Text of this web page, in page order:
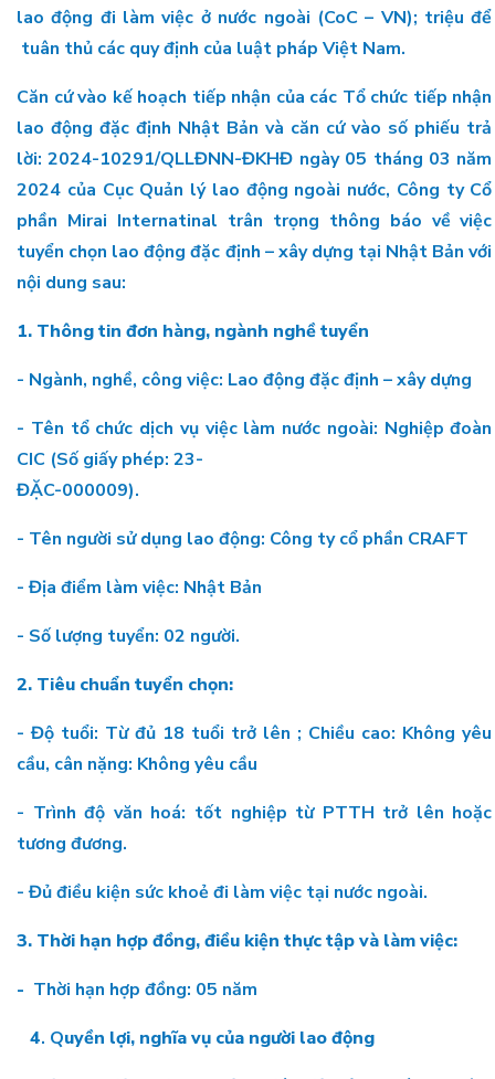
lao động đi làm việc ở nước ngoài (CoC – VN); triệu để
tuân thủ các quy định của luật pháp Việt Nam.
Căn cứ vào kế hoạch tiếp nhận của các Tổ chức tiếp nhận
lao động đặc định Nhật Bản và căn cứ vào số phiếu trả
lời: 2024-10291/QLLĐNN-ĐKHĐ ngày 05 tháng 03 năm
2024 của Cục Quản lý lao động ngoài nước, Công ty Cổ
phần Mirai Internatinal trân trọng thông báo về việc
tuyển chọn lao động đặc định – xây dựng tại Nhật Bản với
nội dung sau:
1. Thông tin đơn hàng, ngành nghề tuyển
- Ngành, nghề, công việc: Lao động đặc định – xây dựng
- Tên tổ chức dịch vụ việc làm nước ngoài: Nghiệp đoàn
CIC (Số giấy phép: 23-
ĐẶC-000009).
- Tên người sử dụng lao động: Công ty cổ phần CRAFT
- Địa điểm làm việc: Nhật Bản
- Số lượng tuyển: 02 người.
2. Tiêu chuẩn tuyển chọn:
- Độ tuổi: Từ đủ 18 tuổi trở lên ; Chiều cao: Không yêu
cầu, cân nặng: Không yêu cầu
- Trình độ văn hoá: tốt nghiệp từ PTTH trở lên hoặc
tương đương.
- Đủ điều kiện sức khoẻ đi làm việc tại nước ngoài.
3. Thời hạn hợp đồng, điều kiện thực tập và làm việc:
- Thời hạn hợp đồng: 05 năm
4. Quyền lợi, nghĩa vụ của người lao động